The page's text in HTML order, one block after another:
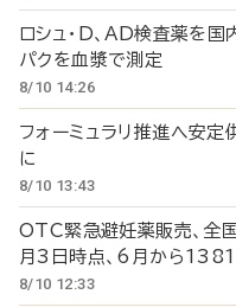
ロシュ・D、AD検査薬
パクを血漿で測定
8/10 14:26
フォーミュラリ推進へ安
に
8/10 13:43
OTC緊急避妊薬販売、
月3日時点、6月から
8/10 12:33